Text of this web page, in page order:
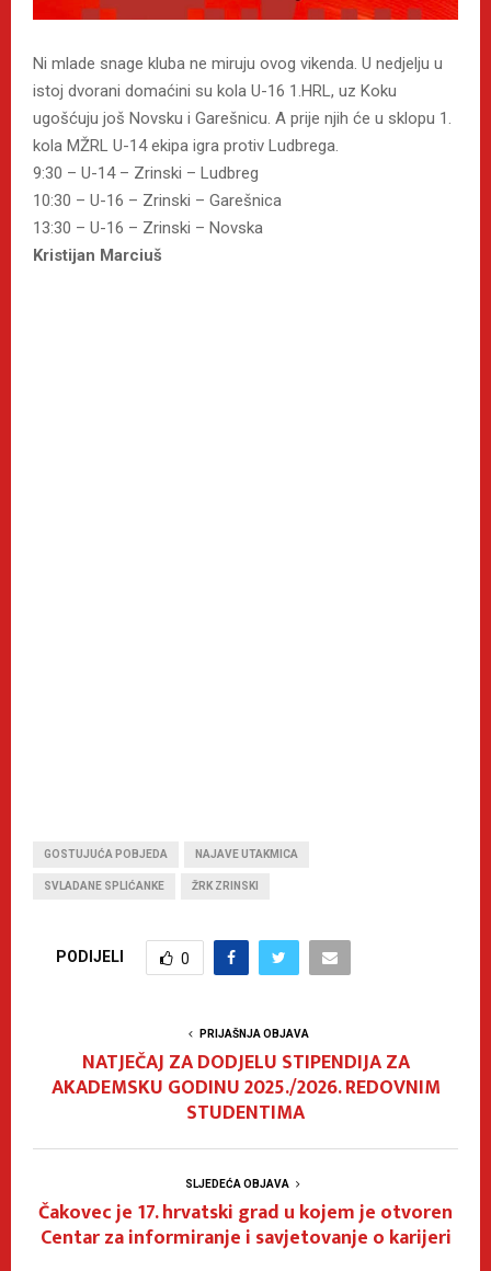
Ni mlade snage kluba ne miruju ovog vikenda. U nedjelju u
istoj dvorani domaćini su kola U-16 1.HRL, uz Koku
ugošćuju još Novsku i Garešnicu. A prije njih će u sklopu 1.
kola MŽRL U-14 ekipa igra protiv Ludbrega.
9:30 – U-14 – Zrinski – Ludbreg
10:30 – U-16 – Zrinski – Garešnica
13:30 – U-16 – Zrinski – Novska
Kristijan Marciuš
GOSTUJUĆA POBJEDA NAJAVE UTAKMICA
SVLADANE SPLIĆANKE ŽRK ZRINSKI
PODIJELI 0
PRIJAŠNJA OBJAVA
NATJEČAJ ZA DODJELU STIPENDIJA ZA
AKADEMSKU GODINU 2025./2026. REDOVNIM
STUDENTIMA
SLJEDEĆA OBJAVA
Čakovec je 17. hrvatski grad u kojem je otvoren
Centar za informiranje i savjetovanje o karijeri